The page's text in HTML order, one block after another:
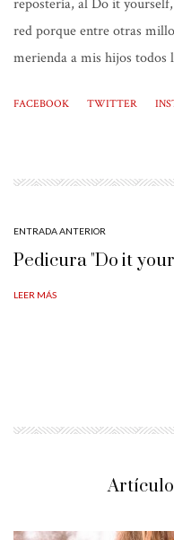
repostería, al Do it
red porque entre otras
merienda a mis hijos todos
FACEBOOK TWITTER
ENTRADA ANTERIOR
Pedicura "Do it
LEER MÁS